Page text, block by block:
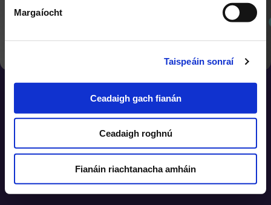
Margaíocht
Taispeáin sonraí
Ceadaigh gach fianán
Ceadaigh roghnú
Fianáin riachtanacha amháin
Eolas
Fianáin
Clárú don Nuachtlitir
©2026 Cóipcheart TG4